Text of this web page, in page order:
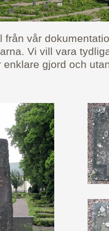
från vår
Vi vill vara
gjord och